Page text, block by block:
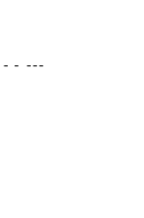
- - ---